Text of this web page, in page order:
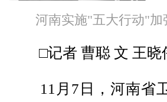
河南实施"五大行动"
□记者 曹聪 文 王晓
11月7日，河南省卫